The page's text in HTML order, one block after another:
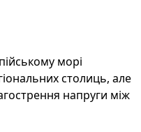
морі
столиць, але
напруги між